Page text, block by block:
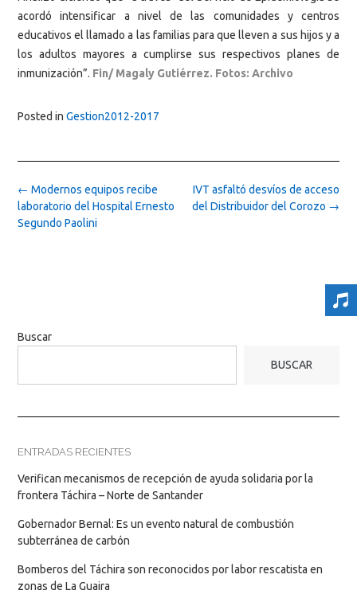
acordó intensificar a nivel de las comunidades y centros
educativos el llamado a las familias para que lleven a sus hijos y a
los adultos mayores a cumplirse sus respectivos planes de
inmunización”. Fin/ Magaly Gutiérrez. Fotos: Archivo
Posted in Gestion2012-2017
Post
navigation
IVT asfaltó desvíos de acceso
del Distribuidor del Corozo →
← Modernos equipos recibe
laboratorio del Hospital Ernesto
Segundo Paolini
Buscar
BUSCAR
ENTRADAS RECIENTES
Verifican mecanismos de recepción de ayuda solidaria por la
frontera Táchira – Norte de Santander
Gobernador Bernal: Es un evento natural de combustión
subterránea de carbón
Bomberos del Táchira son reconocidos por labor rescatista en
zonas de La Guaira